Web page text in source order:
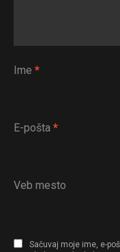
Ime *
E-pošta *
Veb mesto
Sačuvaj moje ime, e-